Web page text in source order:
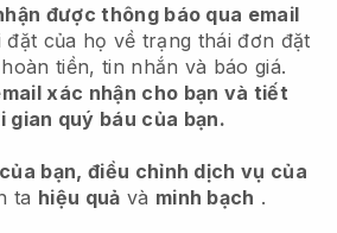
được thông báo qua email
đặt của họ về trạng thái đơn đặt
tiền, tin nhắn và báo giá.
xác nhận cho bạn và tiết
gian quý báu của bạn.
bạn, điều chỉnh dịch vụ của
ta hiệu quả và minh bạch .